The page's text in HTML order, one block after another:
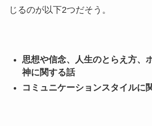
じるのが以下2つだそう。
思想や信念、人生のとらえ方、
神に関する話
コミュニケーションスタイルに